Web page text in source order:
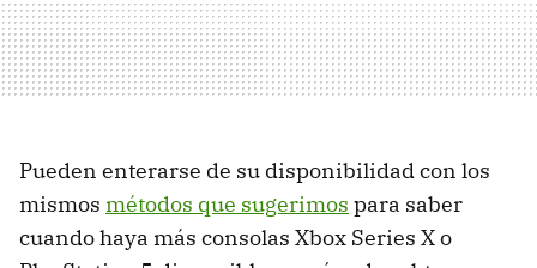
Pueden enterarse de su disponibilidad con los
mismos métodos que sugerimos para saber
cuando haya más consolas Xbox Series X o